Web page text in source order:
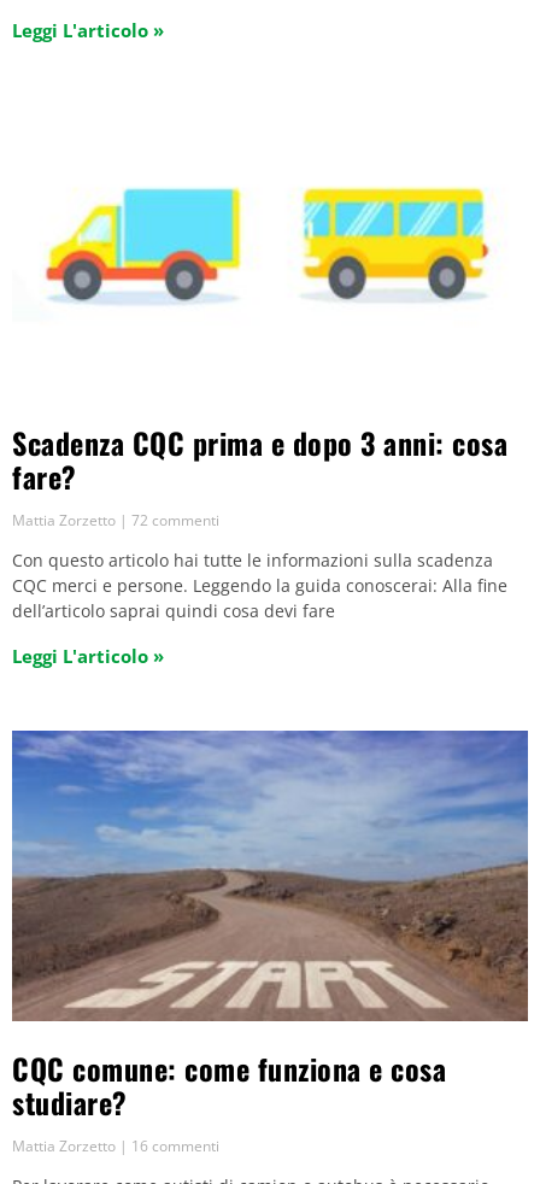
Leggi L'articolo »
Scadenza CQC prima e dopo 3 anni: cosa
fare?
Mattia Zorzetto 72 commenti
Con questo articolo hai tutte le informazioni sulla scadenza
CQC merci e persone. Leggendo la guida conoscerai: Alla fine
dell’articolo saprai quindi cosa devi fare
Leggi L'articolo »
CQC comune: come funziona e cosa
studiare?
Mattia Zorzetto 16 commenti